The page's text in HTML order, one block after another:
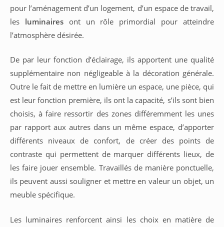
pour l’aménagement d’un logement, d’un espace de travail,
les luminaires ont un rôle primordial pour atteindre
l’atmosphère désirée.
De par leur fonction d’éclairage, ils apportent une qualité
supplémentaire non négligeable à la décoration générale.
Outre le fait de mettre en lumière un espace, une pièce, qui
est leur fonction première, ils ont la capacité, s’ils sont bien
choisis, à faire ressortir des zones différemment les unes
par rapport aux autres dans un même espace, d’apporter
différents niveaux de confort, de créer des points de
contraste qui permettent de marquer différents lieux, de
les faire jouer ensemble. Travaillés de manière ponctuelle,
ils peuvent aussi souligner et mettre en valeur un objet, un
meuble spécifique.
Les luminaires renforcent ainsi les choix en matière de